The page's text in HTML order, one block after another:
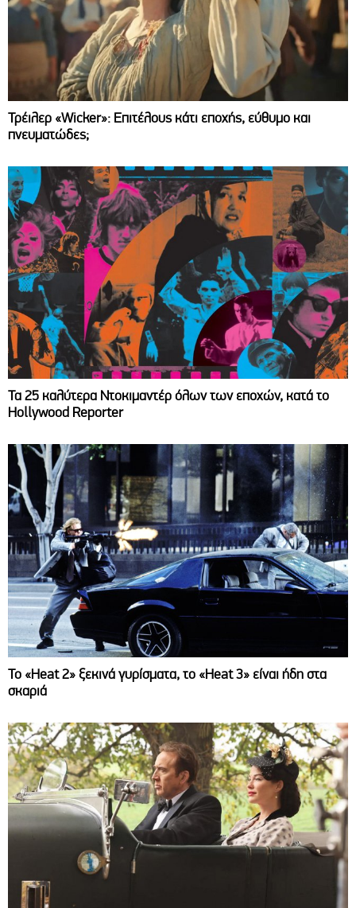
Τρέιλερ «Wicker»: Επιτέλους κάτι εποχής, εύθυμο και
πνευματώδες;
Τα 25 καλύτερα Ντοκιμαντέρ όλων των εποχών, κατά το
Hollywood Reporter
Το «Heat 2» ξεκινά γυρίσματα, το «Heat 3» είναι ήδη στα
σκαριά